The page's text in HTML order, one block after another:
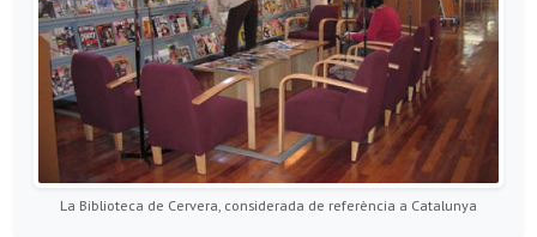
La Biblioteca de Cervera, considerada de referència a Catalunya